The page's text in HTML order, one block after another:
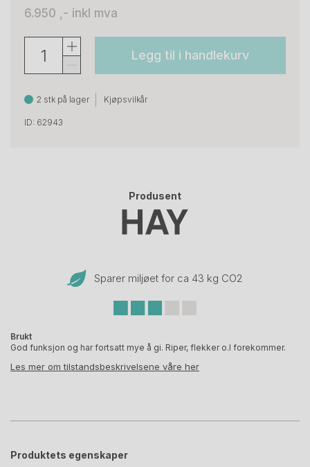
6.950 ,- inkl mva
Legg til i handlekurv
2 stk på lager Kjøpsvilkår
ID: 62943
Produsent
Sparer miljøet for ca 43 kg CO2
Brukt
God funksjon og har fortsatt mye å gi. Riper, flekker o.l forekommer.
Les mer om tilstandsbeskrivelsene våre her
Produktets egenskaper